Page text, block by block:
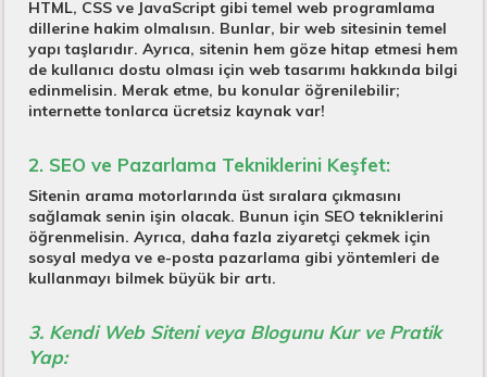
HTML, CSS ve JavaScript gibi temel web programlama
dillerine hakim olmalısın. Bunlar, bir web sitesinin temel
yapı taşlarıdır. Ayrıca, sitenin hem göze hitap etmesi hem
de kullanıcı dostu olması için web tasarımı hakkında bilgi
edinmelisin. Merak etme, bu konular öğrenilebilir;
internette tonlarca ücretsiz kaynak var!
2. SEO ve Pazarlama Tekniklerini Keşfet:
Sitenin arama motorlarında üst sıralara çıkmasını
sağlamak senin işin olacak. Bunun için SEO tekniklerini
öğrenmelisin. Ayrıca, daha fazla ziyaretçi çekmek için
sosyal medya ve e-posta pazarlama gibi yöntemleri de
kullanmayı bilmek büyük bir artı.
3. Kendi Web Siteni veya Blogunu Kur ve Pratik
Yap: